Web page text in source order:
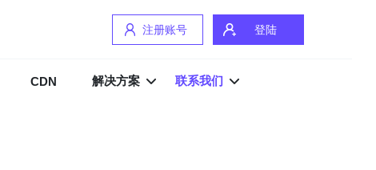
注册账号 登陆
CDN 解决方案 联系我们